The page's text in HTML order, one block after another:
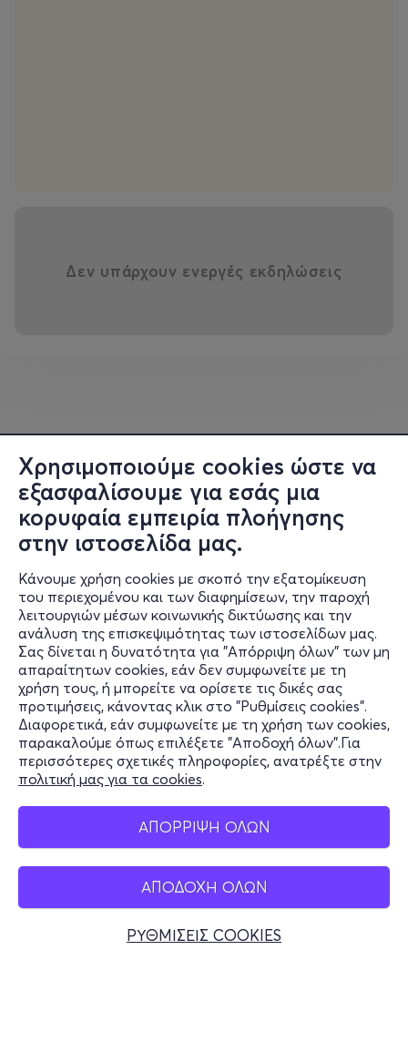
Χρησιμοποιούμε cookies ώστε να
εξασφαλίσουμε για εσάς μια
κορυφαία εμπειρία πλοήγησης
στην ιστοσελίδα μας.
Κάνουμε χρήση cookies με σκοπό την εξατομίκευση
του περιεχομένου και των διαφημίσεων, την παροχή
λειτουργιών μέσων κοινωνικής δικτύωσης και την
ανάλυση της επισκεψιμότητας των ιστοσελίδων μας.
Σας δίνεται η δυνατότητα για "Απόρριψη όλων" των μη
απαραίτητων cookies, εάν δεν συμφωνείτε με τη
χρήση τους, ή μπορείτε να ορίσετε τις δικές σας
προτιμήσεις, κάνοντας κλικ στο "Ρυθμίσεις cookies".
Διαφορετικά, εάν συμφωνείτε με τη χρήση των cookies,
παρακαλούμε όπως επιλέξετε "Αποδοχή όλων".Για
περισσότερες σχετικές πληροφορίες, ανατρέξτε στην
πολιτική μας για τα cookies.
ΑΠΟΡΡΙΨΗ ΟΛΩΝ
ΑΠΟΔΟΧΗ ΟΛΩΝ
ΡΥΘΜΙΣΕΙΣ COOKIES
Δεν υπάρχουν ενεργές εκδηλώσεις
Πληροφορίες
Υποστήριξη
Stay Connected
Mobile app